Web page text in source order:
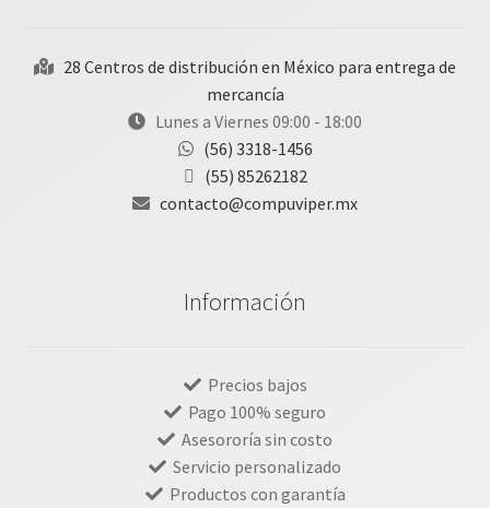
28 Centros de distribución en México para entrega de
mercancía
Lunes a Viernes 09:00 - 18:00
(56) 3318-1456
(55) 85262182
contacto@compuviper.mx
Información
Precios bajos
Pago 100% seguro
Asesororía sin costo
Servicio personalizado
Productos con garantía